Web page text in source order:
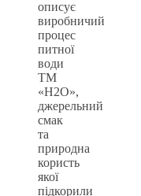
описує
виробничий
процес
питної
води
ТМ
«Н2О»,
джерельний
смак
та
природна
користь
якої
підкорили